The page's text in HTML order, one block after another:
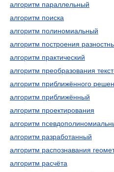
алгоритм параллельный
алгоритм поиска
алгоритм полиномиальный
алгоритм построения
алгоритм практический
алгоритм преобразования
алгоритм приближённого
алгоритм приближённый
алгоритм проектирования
алгоритм
алгоритм разработанный
алгоритм распознавания
алгоритм расчёта